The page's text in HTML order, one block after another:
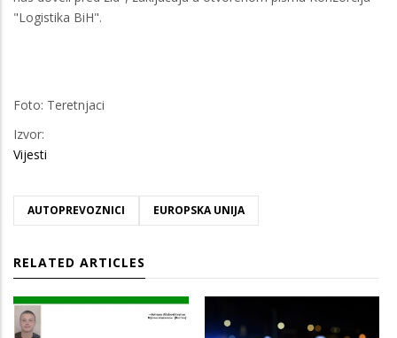
"Logistika BiH".
Foto: Teretnjaci
Izvor:
Vijesti
AUTOPREVOZNICI EUROPSKA UNIJA
RELATED ARTICLES